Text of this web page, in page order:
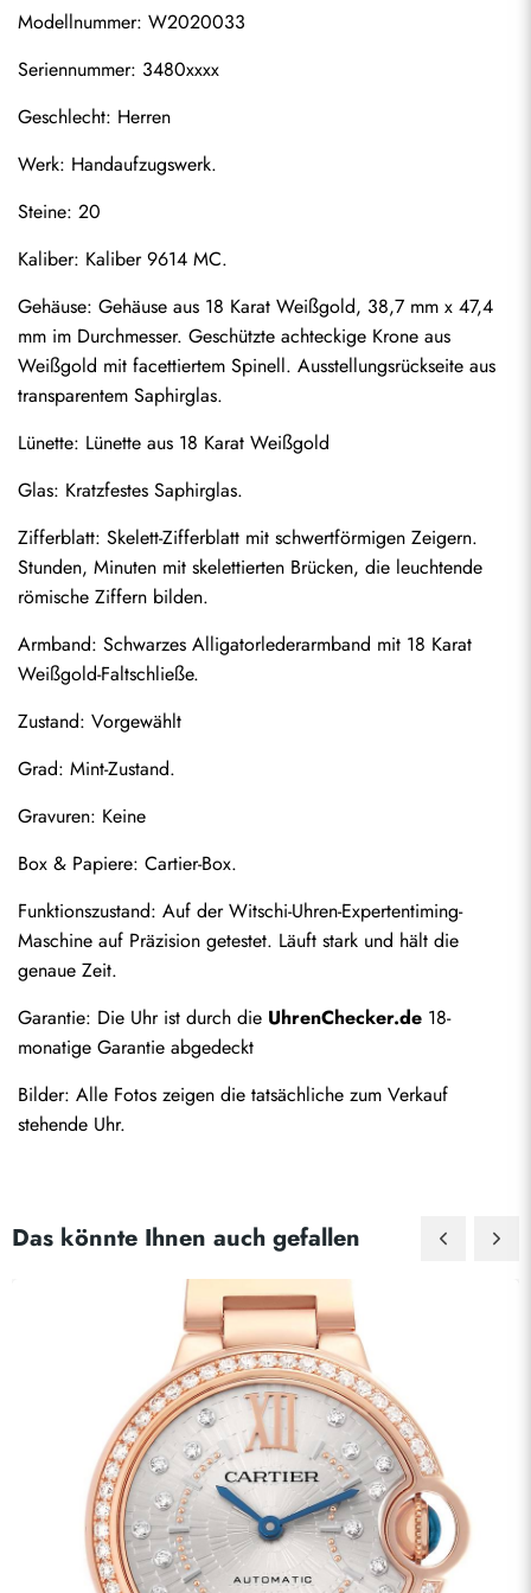
Modellnummer: W2020033
Seriennummer: 3480xxxx
Geschlecht: Herren
Werk: Handaufzugswerk.
Steine: 20
Kaliber: Kaliber 9614 MC.
Gehäuse: Gehäuse aus 18 Karat Weißgold, 38,7 mm x 47,4
mm im Durchmesser. Geschützte achteckige Krone aus
Weißgold mit facettiertem Spinell. Ausstellungsrückseite aus
transparentem Saphirglas.
Lünette: Lünette aus 18 Karat Weißgold
Glas: Kratzfestes Saphirglas.
Zifferblatt: Skelett-Zifferblatt mit schwertförmigen Zeigern.
Stunden, Minuten mit skelettierten Brücken, die leuchtende
römische Ziffern bilden.
Armband: Schwarzes Alligatorlederarmband mit 18 Karat
Weißgold-Faltschließe.
Zustand: Vorgewählt
Grad: Mint-Zustand.
Gravuren: Keine
Box & Papiere: Cartier-Box.
Funktionszustand: Auf der Witschi-Uhren-Expertentiming-
Maschine auf Präzision getestet. Läuft stark und hält die
genaue Zeit.
Garantie: Die Uhr ist durch die UhrenChecker.de 18-
monatige Garantie abgedeckt
Bilder: Alle Fotos zeigen die tatsächliche zum Verkauf
stehende Uhr.
Das könnte Ihnen auch gefallen